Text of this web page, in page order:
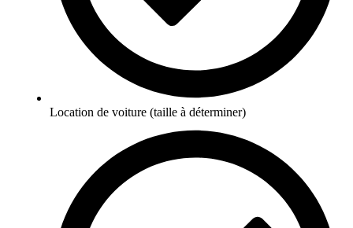
Location de voiture (taille à déterminer)